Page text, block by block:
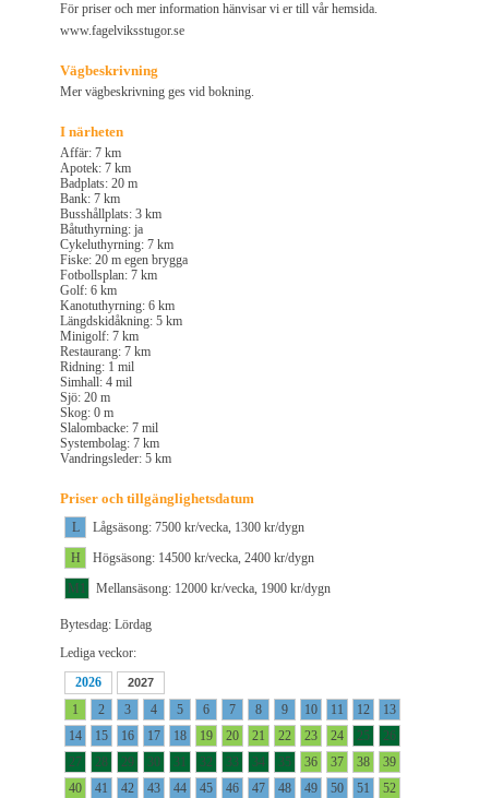
För priser och mer information hänvisar vi er till vår hemsida.
www.fagelviksstugor.se
Vägbeskrivning
Mer vägbeskrivning ges vid bokning.
I närheten
Affär: 7 km
Apotek: 7 km
Badplats: 20 m
Bank: 7 km
Busshållplats: 3 km
Båtuthyrning: ja
Cykeluthyrning: 7 km
Fiske: 20 m egen brygga
Fotbollsplan: 7 km
Golf: 6 km
Kanotuthyrning: 6 km
Längdskidåkning: 5 km
Minigolf: 7 km
Restaurang: 7 km
Ridning: 1 mil
Simhall: 4 mil
Sjö: 20 m
Skog: 0 m
Slalombacke: 7 mil
Systembolag: 7 km
Vandringsleder: 5 km
Priser och tillgänglighetsdatum
L
Lågsäsong: 7500 kr/vecka, 1300 kr/dygn
H
Högsäsong: 14500 kr/vecka, 2400 kr/dygn
M1
Mellansäsong: 12000 kr/vecka, 1900 kr/dygn
Bytesdag: Lördag
Lediga veckor:
2026
2027
1 2 3 4 5 6 7 8 9 10 11 12
13
14
15 16 17 18 19 20 21 22 23 24 25
26
27
28 29 30 31 32 33 34 35 36 37 38
39
40
41 42 43 44 45 46 47 48 49 50 51 52